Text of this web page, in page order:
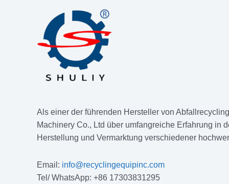
Als einer der führenden Hersteller von
Machinery Co., Ltd über umfangreiche Erfahrung in
Herstellung und Vermarktung verschiedener
Email: info@recyclingequipinc.com
Tel/ WhatsApp: +86 17303831295